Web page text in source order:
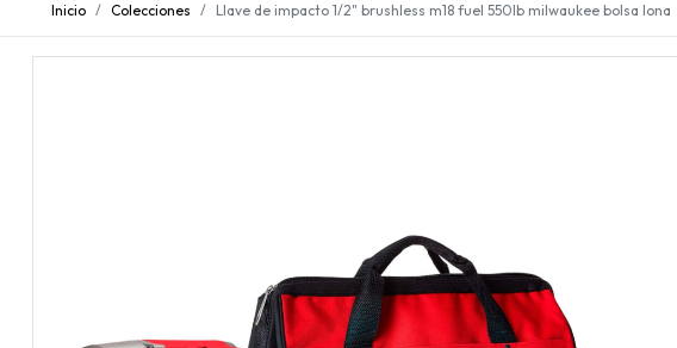
Inicio Colecciones Llave de impacto 1/2" brushless m18 fuel 550lb milwaukee bolsa lona